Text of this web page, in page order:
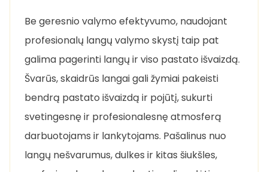
Be geresnio valymo efektyvumo, naudojant
profesionalų langų valymo skystį taip pat
galima pagerinti langų ir viso pastato išvaizdą.
Švarūs, skaidrūs langai gali žymiai pakeisti
bendrą pastato išvaizdą ir pojūtį, sukurti
svetingesnę ir profesionalesnę atmosferą
darbuotojams ir lankytojams. Pašalinus nuo
langų nešvarumus, dulkes ir kitas šiukšles,